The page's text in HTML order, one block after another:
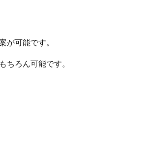
可能です。
ちろん可能です。